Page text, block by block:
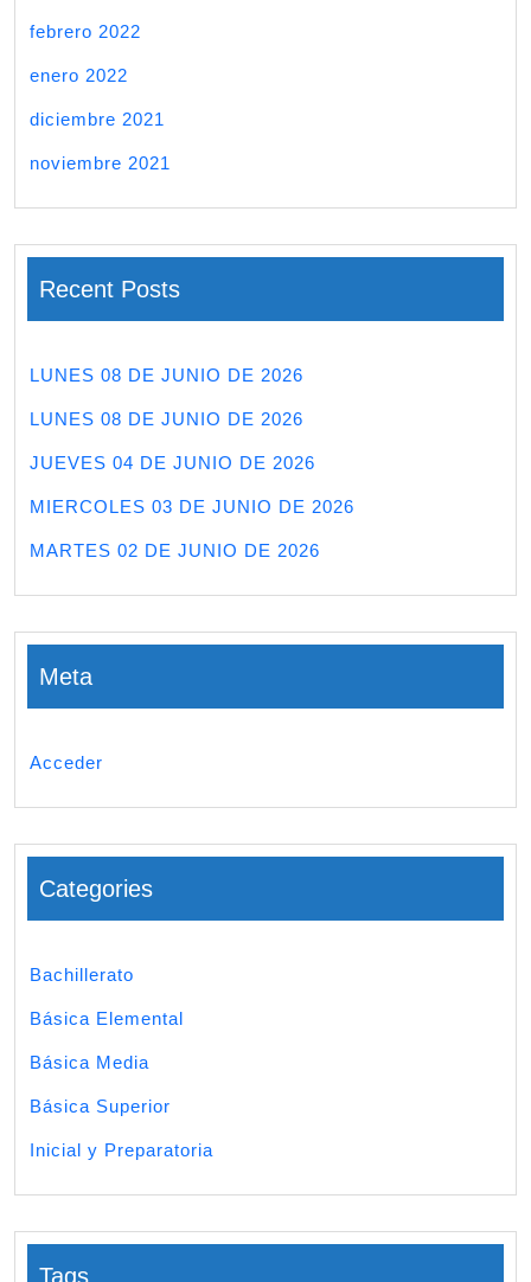
febrero 2022
enero 2022
diciembre 2021
noviembre 2021
Recent Posts
LUNES 08 DE JUNIO DE 2026
LUNES 08 DE JUNIO DE 2026
JUEVES 04 DE JUNIO DE 2026
MIERCOLES 03 DE JUNIO DE 2026
MARTES 02 DE JUNIO DE 2026
Meta
Acceder
Categories
Bachillerato
Básica Elemental
Básica Media
Básica Superior
Inicial y Preparatoria
Tags